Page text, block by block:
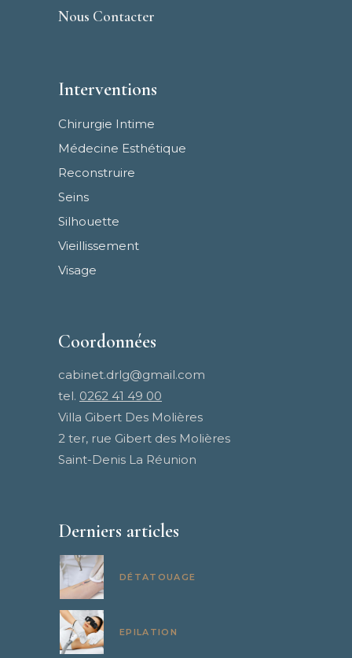
Nous Contacter
Interventions
Chirurgie Intime
Médecine Esthétique
Reconstruire
Seins
Silhouette
Vieillissement
Visage
Coordonnées
cabinet.drlg@gmail.com
tel. 0262 41 49 00
Villa Gibert Des Molières
2 ter, rue Gibert des Molières
Saint-Denis La Réunion
Derniers articles
DÉTATOUAGE
EPILATION